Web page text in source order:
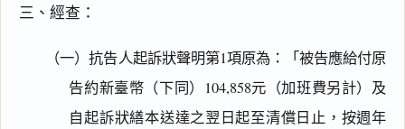
三、經查：
（一）抗告人起訴狀聲明第1項原為：「被告應給付原
告約新臺幣（下同）104,858元（加班費另計）及
自起訴狀繕本送達之翌日起至清償日止，按週年